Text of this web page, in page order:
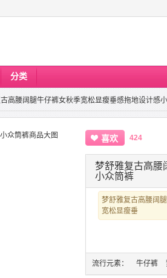
分类
高腰阔腿牛仔裤女秋季宽松显瘦垂感拖地设计感
喜欢 424
梦舒雅复古高腰
小众筒裤
梦舒雅复古高腰阔
宽松显瘦垂
流行元素： 牛仔裤